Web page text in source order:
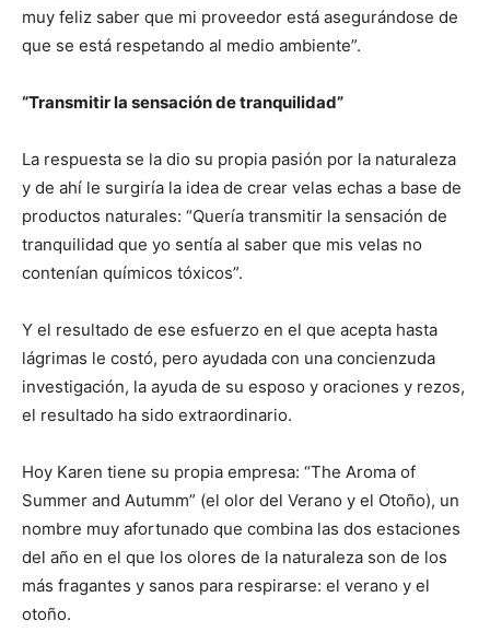
muy feliz saber que mi proveedor está asegurándose de
que se está respetando al medio ambiente”.
“Transmitir la sensación de tranquilidad”
La respuesta se la dio su propia pasión por la naturaleza
y de ahí le surgiría la idea de crear velas echas a base de
productos naturales: “Quería transmitir la sensación de
tranquilidad que yo sentía al saber que mis velas no
contenían químicos tóxicos”.
Y el resultado de ese esfuerzo en el que acepta hasta
lágrimas le costó, pero ayudada con una concienzuda
investigación, la ayuda de su esposo y oraciones y rezos,
el resultado ha sido extraordinario.
Hoy Karen tiene su propia empresa: “The Aroma of
Summer and Autumm” (el olor del Verano y el Otoño), un
nombre muy afortunado que combina las dos estaciones
del año en el que los olores de la naturaleza son de los
más fragantes y sanos para respirarse: el verano y el
otoño.